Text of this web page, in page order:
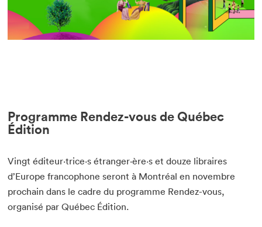
Programme Rendez-vous de Québec
Édition
Vingt éditeur·trice·s étranger·ère·s et douze libraires
d’Europe francophone seront à Montréal en novembre
prochain dans le cadre du programme Rendez-vous,
organisé par Québec Édition.